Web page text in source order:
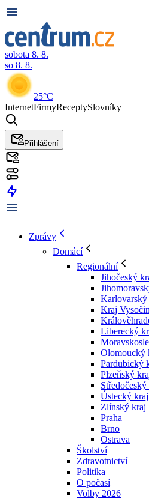
sobota 8. 8.
so 8. 8.
25°C
InternetFirmyReceptySlovníky
Přihlášení
Zprávy
Domácí
Regionální
Jihočeský
Karlovarský
Kraj
Liberecký
Olomoucký
Pardubický
Plzeňský
Středočeský
Ústecký kraj
Zlínský kraj
Praha
Brno
Ostrava
Školství
Zdravotnictví
Politika
O počasí
Volby 2026